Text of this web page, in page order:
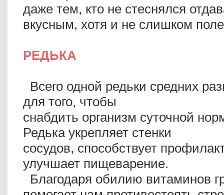
даже тем, кто не стеснялся
вкусным, хотя и не слишком
РЕДЬКА
Всего одной редьки средних
для того, чтобы
снабдить организм суточной
Редька укрепляет стенки
сосудов, способствует
улучшает пищеварение.
Благодаря обилию витаминов